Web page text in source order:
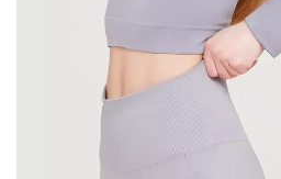
Бесшовные леггинсы из
микрофибры LEGGINGS
02 (черный) Giulia
789 грн.